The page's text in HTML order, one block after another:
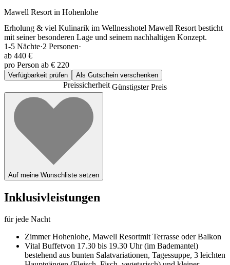
Mawell Resort in Hohenlohe
Erholung & viel Kulinarik im Wellnesshotel Mawell Resort besticht
mit seiner besonderen Lage und seinem nachhaltigen Konzept.
1-5 Nächte·2 Personen·
ab 440 €
pro Person ab € 220
Verfügbarkeit prüfen Als Gutschein verschenken
PreissicherheitGünstigster Preis
Auf meine Wunschliste setzen
Inklusivleistungen
für jede Nacht
Zimmer Hohenlohe, Mawell Resortmit Terrasse oder Balkon
Vital Buffetvon 17.30 bis 19.30 Uhr (im Bademantel)
bestehend aus bunten Salatvariationen, Tagessuppe, 3 leichten